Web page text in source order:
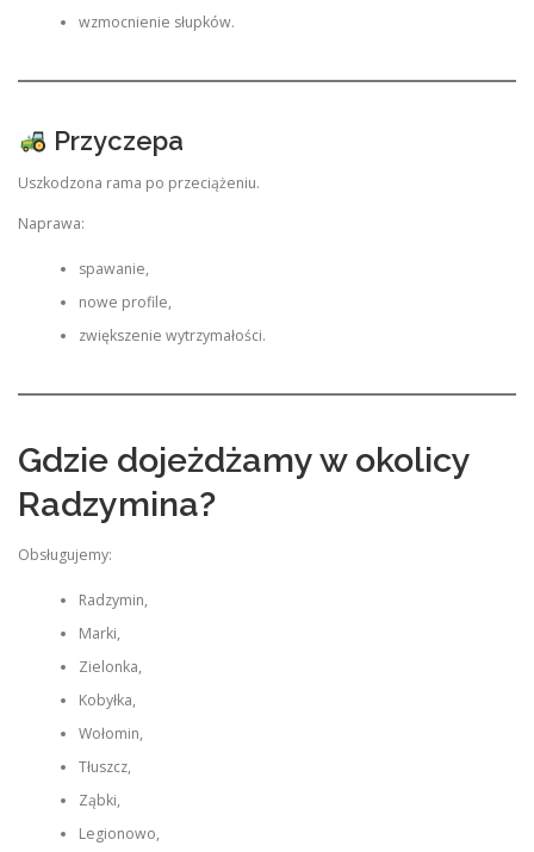
wzmocnienie słupków.
Przyczepa
Uszkodzona rama po przeciążeniu.
Naprawa:
spawanie,
nowe profile,
zwiększenie wytrzymałości.
Gdzie dojeżdżamy w okolicy
Radzymina?
Obsługujemy:
Radzymin,
Marki,
Zielonka,
Kobyłka,
Wołomin,
Tłuszcz,
Ząbki,
Legionowo,